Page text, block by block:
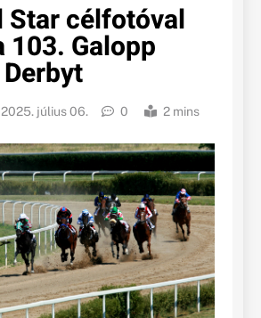
Star célfotóval
103. Galopp
2025. július 06. 0 2 mins